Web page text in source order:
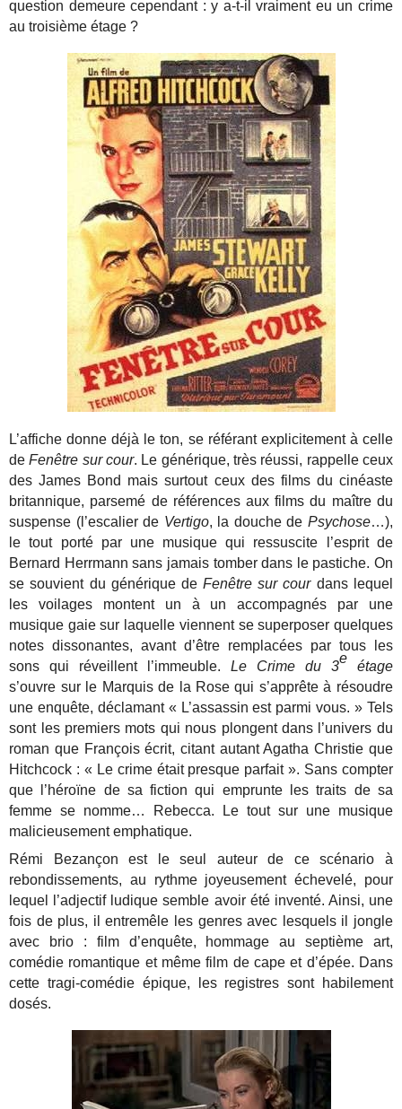
question demeure cependant : y a-t-il vraiment eu un crime
au troisième étage ?
L’affiche donne déjà le ton, se référant explicitement à celle
deFenêtre sur cour. Le générique, très réussi, rappelle ceux
des James Bond mais surtout ceux des films du cinéaste
britannique, parsemé de références aux films du maître du
suspense (l’escalier de Vertigo, la douche de Psychose…),
le tout porté par une musique qui ressuscite l’esprit de
Bernard Herrmann sans jamais tomber dans le pastiche. On
se souvient du générique deFenêtre sur courdans lequel
les voilages montent un à un accompagnés par une
musique gaie sur laquelle viennent se superposer quelques
notes dissonantes, avant d’être remplacées par tous les
sons qui réveillent l’immeuble. Le Crime du 3e étage
s’ouvre sur le Marquis de la Rose qui s’apprête à résoudre
une enquête, déclamant « L’assassin est parmi vous. » Tels
sont les premiers mots qui nous plongent dans l’univers du
roman que François écrit, citant autant Agatha Christie que
Hitchcock : « Le crime était presque parfait ». Sans compter
que l’héroïne de sa fiction qui emprunte les traits de sa
femme se nomme… Rebecca. Le tout sur une musique
malicieusement emphatique.
Rémi Bezançon est le seul auteur de ce scénario à
rebondissements, au rythme joyeusement échevelé, pour
lequel l’adjectif ludique semble avoir été inventé. Ainsi, une
fois de plus, il entremêle les genres avec lesquels il jongle
avec brio : film d’enquête, hommage au septième art,
comédie romantique et même film de cape et d’épée. Dans
cette tragi-comédie épique, les registres sont habilement
dosés.